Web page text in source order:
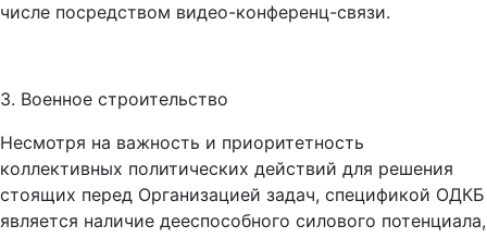
числе посредством видео-конференц-связи.
3. Военное строительство
Несмотря на важность и приоритетность
коллективных политических действий для решения
стоящих перед Организацией задач, спецификой ОДКБ
является наличие дееспособного силового потенциала,